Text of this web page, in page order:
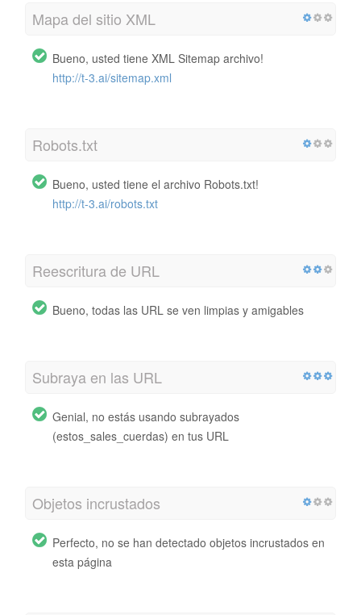
Mapa del sitio XML
Bueno, usted tiene XML Sitemap archivo!
http://t-3.ai/sitemap.xml
Robots.txt
Bueno, usted tiene el archivo Robots.txt!
http://t-3.ai/robots.txt
Reescritura de URL
Bueno, todas las URL se ven limpias y amigables
Subraya en las URL
Genial, no estás usando subrayados
(estos_sales_cuerdas) en tus URL
Objetos incrustados
Perfecto, no se han detectado objetos incrustados en
esta página